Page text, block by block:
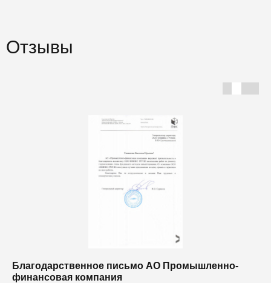
Отзывы
Благодарственное письмо АО Промышленно-
финансовая компания